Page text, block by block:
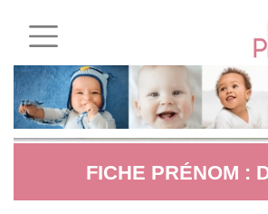
FICHE PRÉNOM :